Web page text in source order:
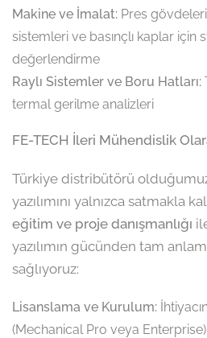
Makine ve İmalat: Pres
sistemleri ve basınçlı kaplar için
değerlendirme
Raylı Sistemler ve Boru Hatları:
termal gerilme analizleri
FE-TECH İleri Mühendislik
Türkiye distribütörü
yazılımını yalnızca satmakla
eğitim ve proje danışmanlığı
yazılımın gücünden tam
sağlıyoruz:
Lisanslama ve Kurulum:
(Mechanical Pro veya